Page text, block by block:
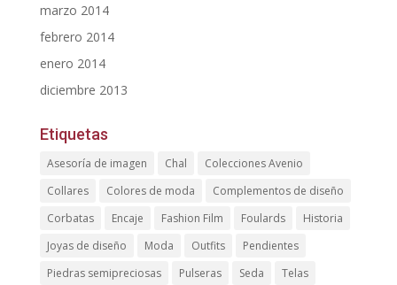
marzo 2014
febrero 2014
enero 2014
diciembre 2013
Etiquetas
Asesoría de imagen Chal
Colecciones Avenio
Collares
Colores de moda
Complementos de diseño
Corbatas
Encaje Fashion Film Foulards
Historia
Joyas de diseño
Moda Outfits
Pendientes
Piedras semipreciosas
Pulseras Seda
Telas